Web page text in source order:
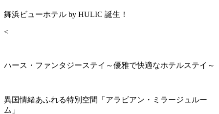
舞浜ビューホテル by HULIC 誕生！
<
ハース・ファンタジーステイ～優雅で快適なホテルステイ～
異国情緒あふれる特別空間「アラビアン・ミラージュルー
ム」